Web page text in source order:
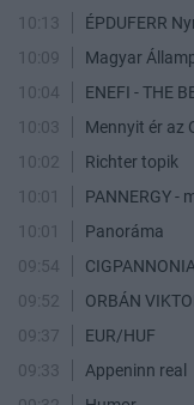
10:13
ÉPDUFERR
10:09
Magyar
10:04
ENEFI - THE
10:03
Mennyit ér az
10:02
Richter topik
10:01
PANNERGY -
10:01
Panoráma
09:54
09:52
ORBÁN
09:37
EUR/HUF
09:33
Appeninn real